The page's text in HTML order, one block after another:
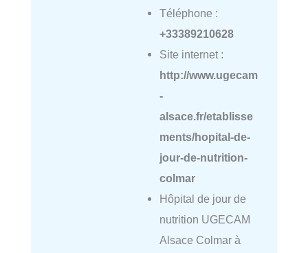
Téléphone :
+33389210628
Site internet :
http://www.ugecam
-
alsace.fr/etablisse
ments/hopital-de-
jour-de-nutrition-
colmar
Hôpital de jour de
nutrition UGECAM
Alsace Colmar à